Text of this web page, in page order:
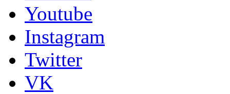
Youtube
Instagram
Twitter
VK